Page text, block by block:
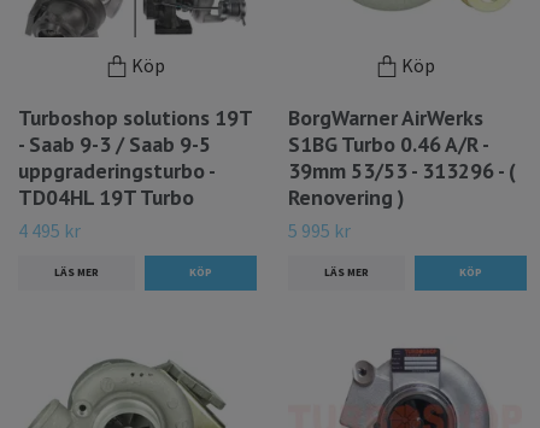
Köp
Turboshop solutions 19T
- Saab 9-3 / Saab 9-5
uppgraderingsturbo -
TD04HL 19T Turbo
4 495 kr
LÄS MER
Köp
BorgWarner AirWerks
S1BG Turbo 0.46 A/R -
39mm 53/53 - 313296 - (
Renovering )
5 995 kr
LÄS MER